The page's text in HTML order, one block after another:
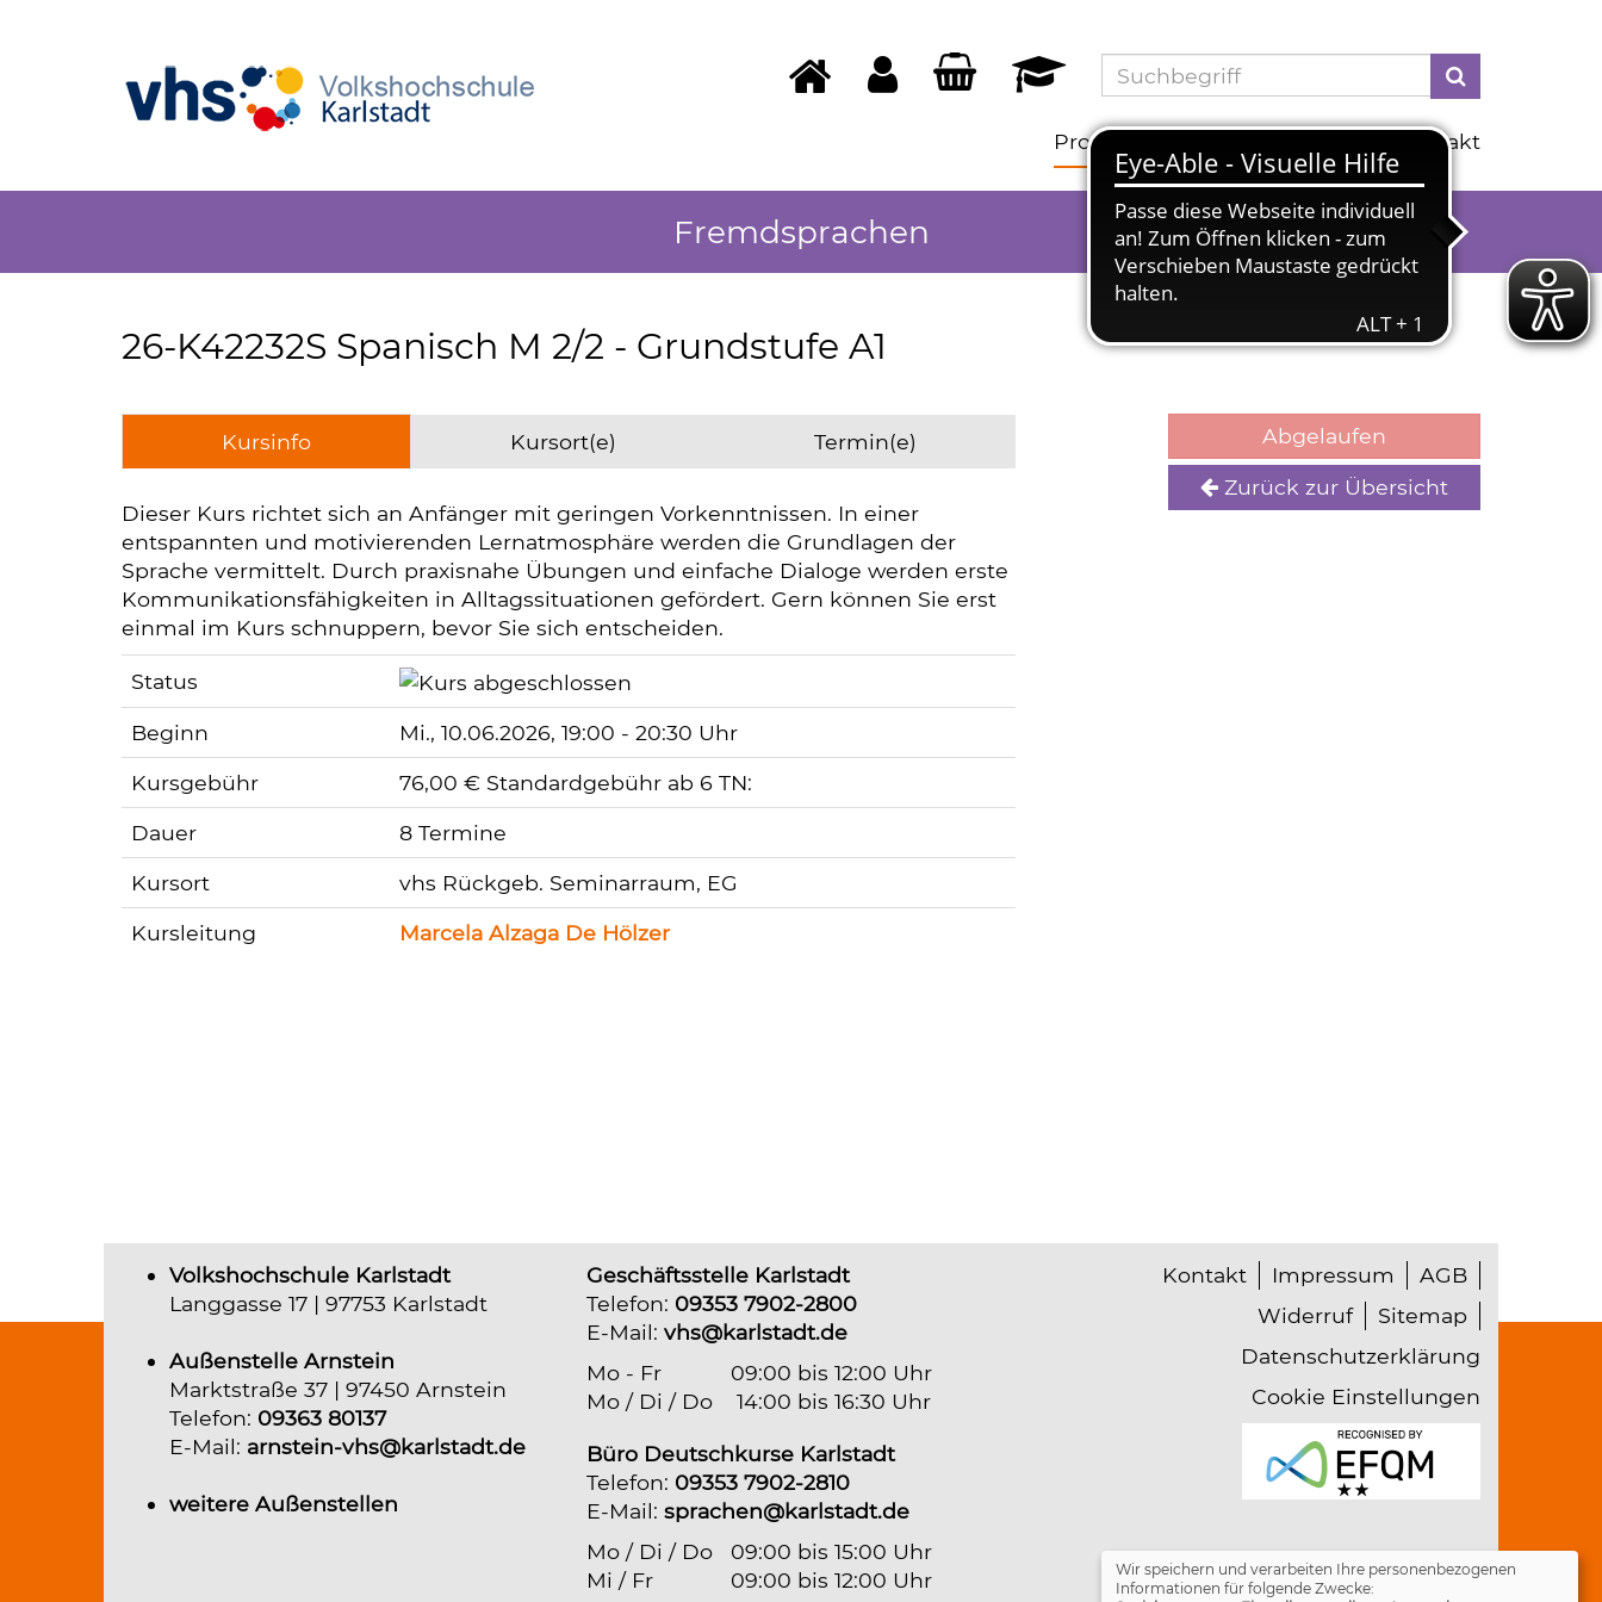
Suchen
Programm Kontakt
Fremdsprachen
26-K42232S Spanisch M 2/2 - Grundstufe A1
Kursinfo Kursort(e) Termin(e)
Dieser Kurs richtet sich an Anfänger mit geringen Vorkenntnissen. In einer
entspannten und motivierenden Lernatmosphäre werden die Grundlagen der
Sprache vermittelt. Durch praxisnahe Übungen und einfache Dialoge werden erste
Kommunikationsfähigkeiten in Alltagssituationen gefördert. Gern können Sie erst
einmal im Kurs schnuppern, bevor Sie sich entscheiden.
Status
Beginn Mi., 10.06.2026, 19:00 - 20:30 Uhr
Kursgebühr
76,00 € Standardgebühr ab 6 TN:
Dauer
8 Termine
Kursort
vhs Rückgeb. Seminarraum, EG
Kursleitung
Marcela Alzaga De Hölzer
Abgelaufen
Zurück zur Übersicht
Volkshochschule Karlstadt
Langgasse 17 | 97753 Karlstadt
Außenstelle Arnstein
Marktstraße 37 | 97450 Arnstein
Telefon: 09363 80137
E-Mail: arnstein-vhs@karlstadt.de
weitere Außenstellen
Geschäftsstelle Karlstadt
Telefon: 09353 7902-2800
E-Mail: vhs@karlstadt.de
Mo - Fr
09:00 bis 12:00 Uhr
Mo / Di / Do
14:00 bis 16:30 Uhr
Büro Deutschkurse Karlstadt
Telefon: 09353 7902-2810
E-Mail: sprachen@karlstadt.de
Mo / Di / Do 09:00 bis 15:00 Uhr
Mi / Fr
09:00 bis 12:00 Uhr
Kontakt Impressum
AGB
Widerruf
Sitemap
Datenschutzerklärung
Cookie Einstellungen
Wir speichern und verarbeiten Ihre personenbezogenen
Informationen für folgende Zwecke: